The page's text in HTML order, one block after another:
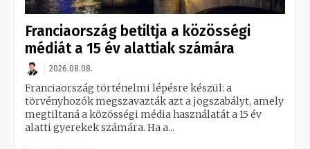
Franciaország betiltja a közösségi
médiát a 15 év alattiak számára
2026.08.08.
Franciaország történelmi lépésre készül: a
törvényhozók megszavazták azt a jogszabályt, amely
megtiltaná a közösségi média használatát a 15 év
alatti gyerekek számára. Ha a...